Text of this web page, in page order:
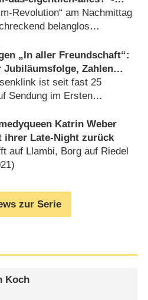
– Review
Revolution“ am Nachmittag
belanglos
„In aller Freundschaft“:
Jubiläumsfolge, Zahlen
zur Erfolgsgeschichte
ist seit fast 25
Sendung im Ersten
Katrin Weber
ihrer Late-Night zurück
auf Llambi, Borg auf Riedel
)
zur Serie
Koch